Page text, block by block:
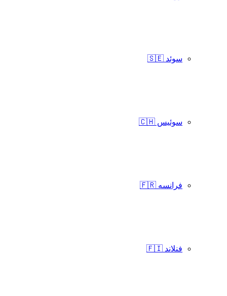
سوئد 🇸🇪
سوئیس 🇨🇭
فرانسه 🇫🇷
فنلاند 🇫🇮